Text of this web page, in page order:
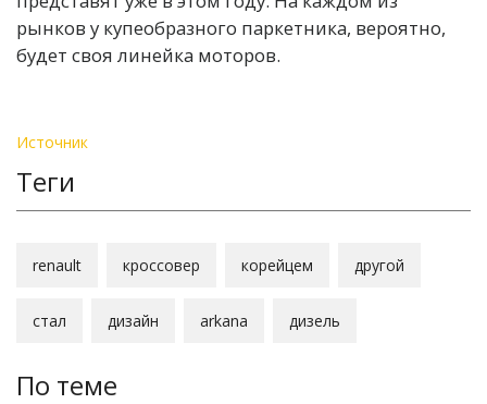
рынков у купеобразного паркетника, вероятно,
будет своя линейка моторов.
Источник
Теги
renault кроссовер корейцем другой
стал дизайн arkana дизель
По теме